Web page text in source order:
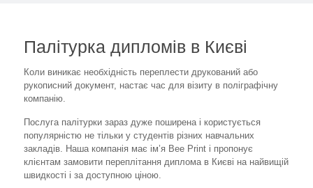
Палітурка дипломів в Києві
Коли виникає необхідність переплести друкований або
рукописний документ, настає час для візиту в поліграфічну
компанію.
Послуга палітурки зараз дуже поширена і користується
популярністю не тільки у студентів різних навчальних
закладів. Наша компанія має ім’я Bee Print і пропонує
клієнтам замовити переплітання диплома в Києві на найвищій
швидкості і за доступною ціною.